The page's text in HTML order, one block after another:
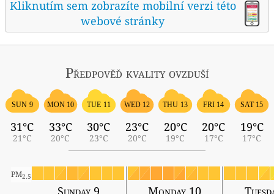
Kliknutím sem zobrazíte mobilní verzi této
webové stránky
Předpověď kvality ovzduší
SUN 9
31°C
21°C
MON 10
33°C
20°C
TUE 11
30°C
23°C
WED 12
23°C
20°C
THU 13
20°C
19°C
FRI 14
20°C
17°C
SAT 15
19°C
17°C
PM2.5
Sunday 9 Monday 10